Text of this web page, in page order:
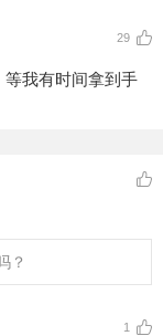
29
我有时间拿到手
？
1